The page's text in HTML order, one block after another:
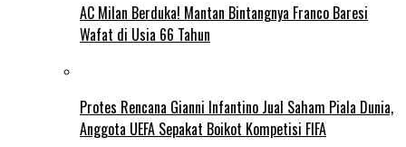
AC Milan Berduka! Mantan Bintangnya Franco Baresi
Wafat di Usia 66 Tahun
Protes Rencana Gianni Infantino Jual Saham Piala Dunia,
Anggota UEFA Sepakat Boikot Kompetisi FIFA